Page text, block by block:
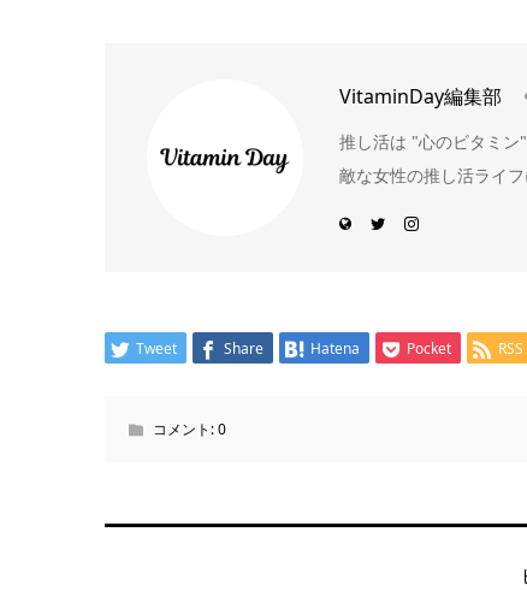
VitaminDay編集部
推し活は "心のビタミン
敵な女性の推し活ライ
Tweet Share Hatena Pocket RSS
コメント:0